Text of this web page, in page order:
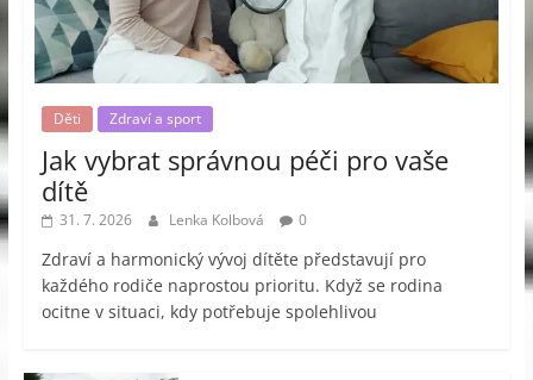
Děti Zdraví a sport
Jak vybrat správnou péči pro vaše
dítě
31. 7. 2026 Lenka Kolbová 0
Zdraví a harmonický vývoj dítěte představují pro
každého rodiče naprostou prioritu. Když se rodina
ocitne v situaci, kdy potřebuje spolehlivou